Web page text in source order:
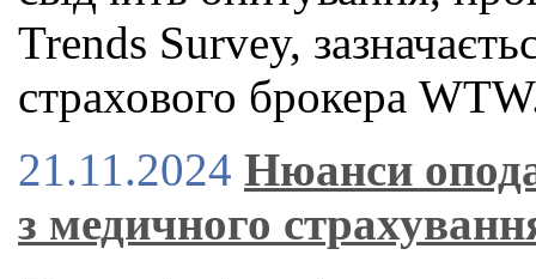
Trends Survey,
страхового брокера
21.11.2024 Нюанси
з медичного